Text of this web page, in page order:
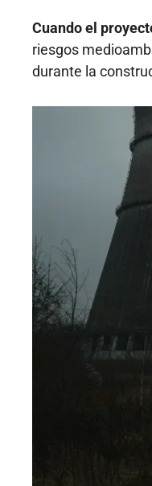
Cuando el
riesgos
durante la